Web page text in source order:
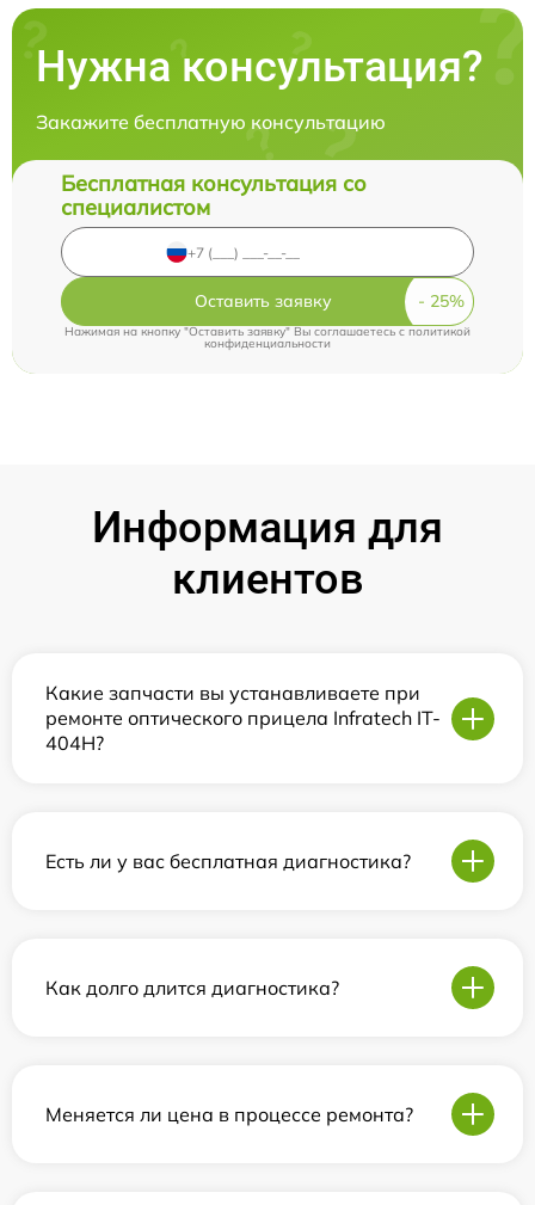
Нужна консультация?
Закажите бесплатную консультацию
Бесплатная консультация со
специалистом
Оставить заявку
Нажимая на кнопку "Оставить заявку" Вы соглашаетесь c политикой
конфиденциальности
Информация для
клиентов
Какие запчасти вы устанавливаете при
ремонте оптического прицела Infratech IT-
404H?
Есть ли у вас бесплатная диагностика?
Как долго длится диагностика?
Меняется ли цена в процессе ремонта?